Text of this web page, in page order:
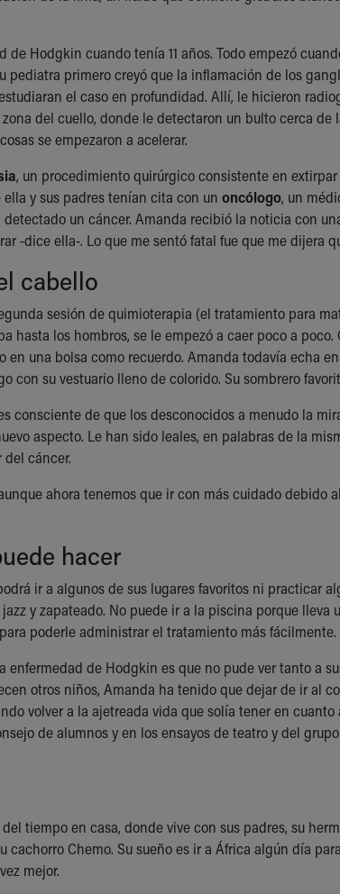
Hodgkin cuando tenía 11 años. Todo empezó
pediatra primero creyó que la inflamación de los
el caso en profundidad. Allí, le hicieron
del cuello, donde le detectaron un bulto cerca de
se empezaron a acelerar.
, un procedimiento quirúrgico consistente en
y sus padres tenían cita con un oncólogo, un
un cáncer. Amanda recibió la noticia con
-dice ella-. Lo que me sentó fatal fue que me dijera
cabello
sesión de quimioterapia (el tratamiento para
hasta los hombros, se le empezó a caer poco a
en una bolsa como recuerdo. Amanda todavía echa
con su vestuario lleno de colorido. Su sombrero
consciente de que los desconocidos a menudo la
aspecto. Le han sido leales, en palabras de la
cáncer.
ahora tenemos que ir con más cuidado debido
hacer
ir a algunos de sus lugares favoritos ni practicar
y zapateado. No puede ir a la piscina porque
poderle administrar el tratamiento más fácilmente.
enfermedad de Hodgkin es que no pude ver tanto a
otros niños, Amanda ha tenido que dejar de ir al
volver a la ajetreada vida que solía tener en
de alumnos y en los ensayos de teatro y del
tiempo en casa, donde vive con sus padres, su
cachorro Chemo. Su sueño es ir a África algún día
mejor.